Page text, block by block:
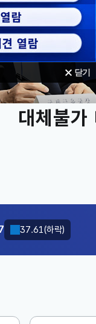
닫기
대체불가
37.61(하락)
0.004(상승)